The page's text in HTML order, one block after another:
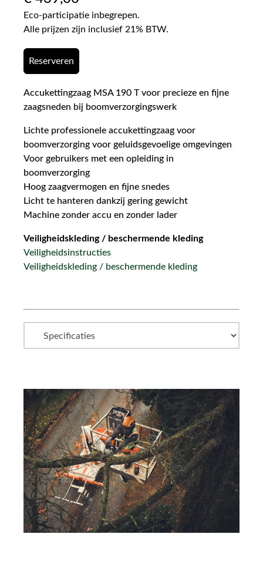
Eco-participatie inbegrepen.
Alle prijzen zijn inclusief 21% BTW.
Reserveren
Accukettingzaag MSA 190 T voor precieze en fijne
zaagsneden bij boomverzorgingswerk
Lichte professionele accukettingzaag voor
boomverzorging voor geluidsgevoelige omgevingen
Voor gebruikers met een opleiding in
boomverzorging
Hoog zaagvermogen en fijne snedes
Licht te hanteren dankzij gering gewicht
Machine zonder accu en zonder lader
Veiligheidskleding / beschermende kleding
Veiligheidsinstructies
Veiligheidskleding / beschermende kleding